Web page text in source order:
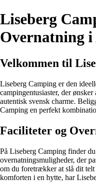
Liseberg
Overnatning
Velkommen til
Liseberg Camping er den
campingentusiaster, der
autentisk svensk charme.
Camping en perfekt
Faciliteter og
På Liseberg Camping finder
overnatningsmuligheder, der
om du foretrækker at slå dit
komforten i en hytte, har